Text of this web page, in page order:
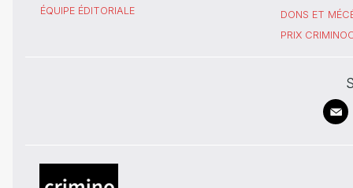
ÉQUIPE ÉDITORIALE
DONS ET
PRIX